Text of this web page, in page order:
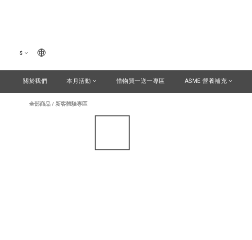
$
關於我們 本月活動 惜物買一送一專區 ASME 營養補充
全部商品 / 新客體驗專區